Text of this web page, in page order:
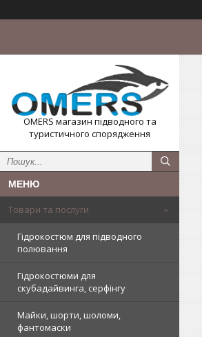
OMERS магазин підводного та
туристичного спорядження
Товари та послуги
Гідрокостюм для підводного
полювання
Гідрокостюми для
скубадайвинга, серфінгу
Майки, шорти, шоломи,
фантомаски